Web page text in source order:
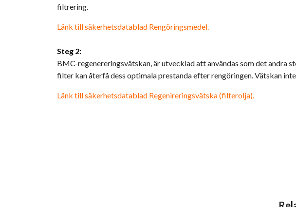
filtrering.
Länk till säkerhetsdatablad Rengöringsmedel.
Steg 2:
BMC-regenereringsvätskan, är utvecklad att användas som det
filter kan återfå dess optimala prestanda efter rengöringen. Vätskan
Länk till säkerhetsdatablad Regenireringsvätska (filterolja).